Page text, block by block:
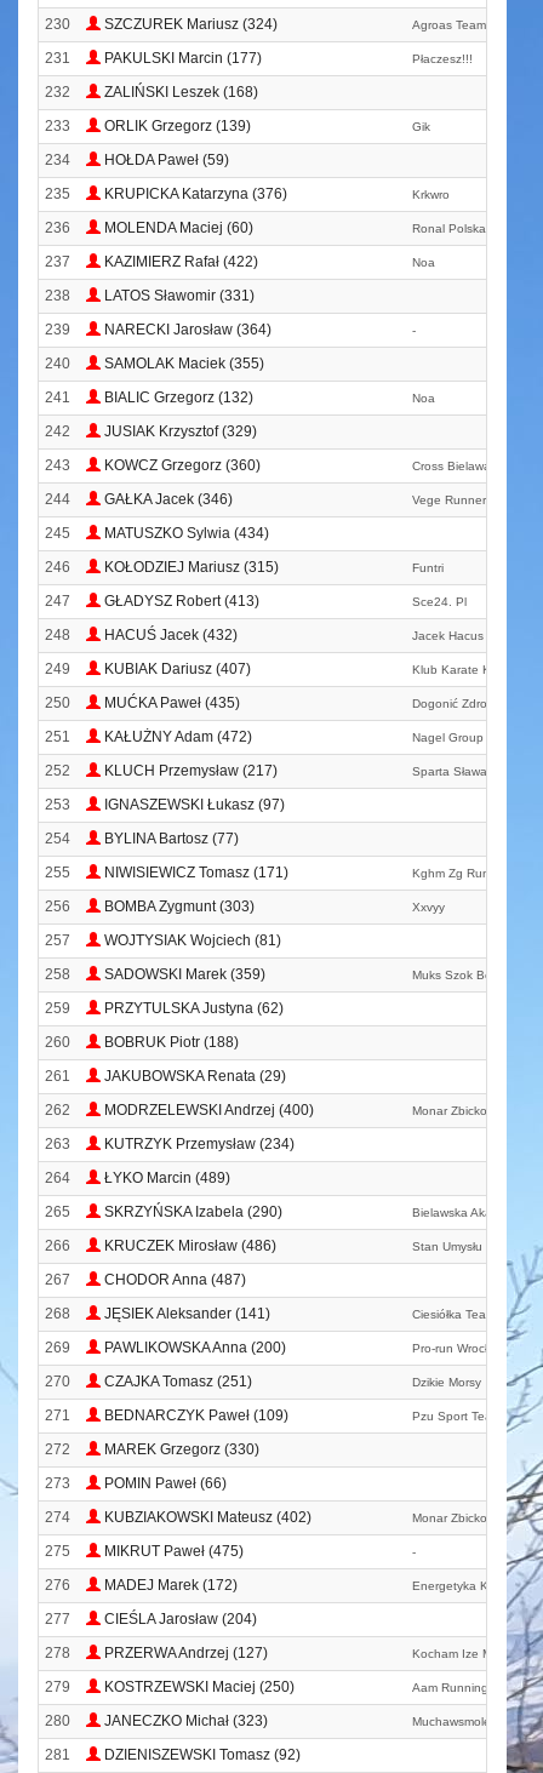
230
SZCZUREK Mariusz (324) Agroas Team
231 PAKULSKI Marcin (177) Płaczesz!!!
232
ZALIŃSKI Leszek (168)
233
ORLIK Grzegorz (139) Gik
234
HOŁDA Paweł (59)
235
KRUPICKA Katarzyna (376) Krkwro
236 MOLENDA Maciej (60) Ronal Polska Run
237 KAZIMIERZ Rafał (422) Noa
238
LATOS Sławomir (331)
239
NARECKI Jarosław (364) -
240
SAMOLAK Maciek (355)
241
BIALIC Grzegorz (132) Noa
242
JUSIAK Krzysztof (329)
243
KOWCZ Grzegorz (360) Cross Bielawa
244 GAŁKA Jacek (346) Vege Runners
245
MATUSZKO Sylwia (434)
246
KOŁODZIEJ Mariusz (315) Funtri
247 GŁADYSZ Robert (413) Sce24. Pl
248 HACUŚ Jacek (432) Jacek Hacus
249 KUBIAK Dariusz (407) Klub Karate
250 MUĆKA Paweł (435) Dogonić Zdrowie
251 KAŁUŻNY Adam (472) Nagel Group
252 KLUCH Przemysław (217) Sparta Sława
253
IGNASZEWSKI Łukasz (97)
254
BYLINA Bartosz (77)
255
NIWISIEWICZ Tomasz (171) Kghm Zg Run
256 BOMBA Zygmunt (303) Xxvyy
257
WOJTYSIAK Wojciech (81)
258
SADOWSKI Marek (359) Muks Szok Bojanowo
259
PRZYTULSKA Justyna (62)
260
BOBRUK Piotr (188)
261
JAKUBOWSKA Renata (29)
262
MODRZELEWSKI Andrzej (400) Monar Zbicko
263
KUTRZYK Przemysław (234)
264
ŁYKO Marcin (489)
265
SKRZYŃSKA Izabela (290) Bielawska Akademia
266 KRUCZEK Mirosław (486) Stan Umysłu Lewin
267
CHODOR Anna (487)
268
JĘSIEK Aleksander (141) Ciesiółka
269 PAWLIKOWSKA Anna (200) Pro-run Wrocław
270 CZAJKA Tomasz (251) Dzikie Morsy
271 BEDNARCZYK Paweł (109) Pzu Sport Team
272
MAREK Grzegorz (330)
273
POMIN Paweł (66)
274
KUBZIAKOWSKI Mateusz (402) Monar Zbicko
275 MIKRUT Paweł (475) -
276 MADEJ Marek (172) Energetyka Kghm
277
CIEŚLA Jarosław (204)
278
PRZERWA Andrzej (127) Kocham Ize Maje I
279 KOSTRZEWSKI Maciej (250) Aam Running Team
280 JANECZKO Michał (323) Muchawsmole
281 DZIENISZEWSKI Tomasz (92)